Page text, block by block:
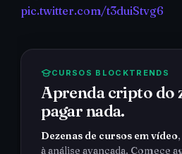
pic.twitter.com/t3duiStvg6
CURSOS BLOCKTRENDS
Aprenda cripto do
pagar nada.
Dezenas de cursos em vídeo
à análise avançada. Comece